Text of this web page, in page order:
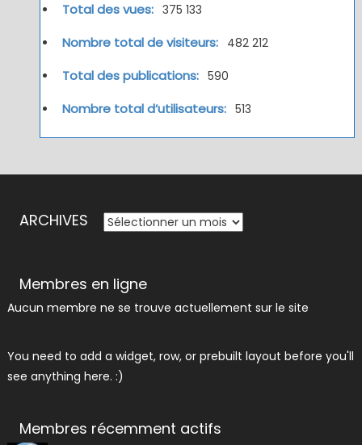
Total des vues: 375 133
Nombre total de visiteurs: 482 212
Total des publications: 590
Nombre total d’utilisateurs: 513
ARCHIVES ARCHIVES
Membres en ligne
Aucun membre ne se trouve actuellement sur le site
You need to add a widget, row, or prebuilt layout before you'll
see anything here. :)
Membres récemment actifs